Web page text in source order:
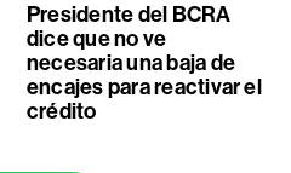
Presidente del BCRA
dice que no ve
necesaria una baja de
encajes para reactivar el
crédito